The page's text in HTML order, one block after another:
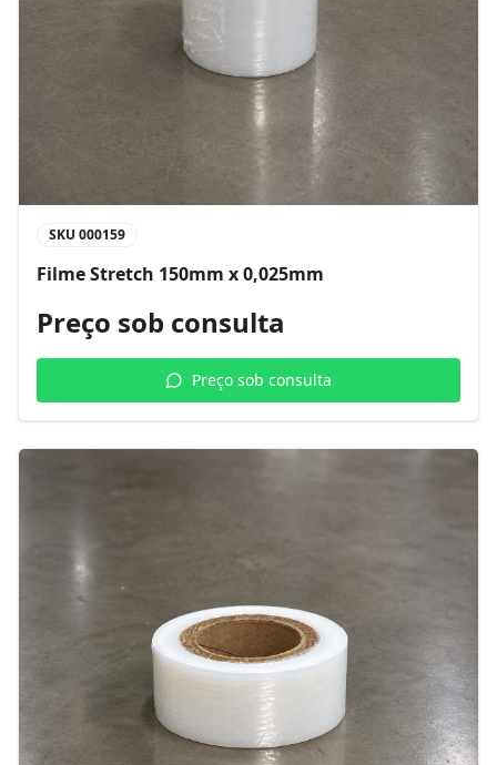
SKU 000159
Filme Stretch 150mm x 0,025mm
Preço sob consulta
Preço sob consulta